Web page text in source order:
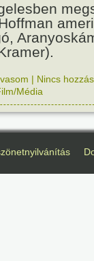
| Nincs
Média